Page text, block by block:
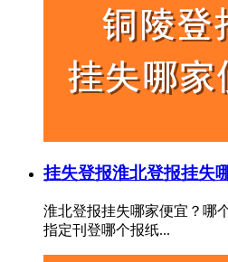
挂失登报淮北登报挂失
淮北登报挂失哪家便宜？哪
指定刊登哪个报纸...